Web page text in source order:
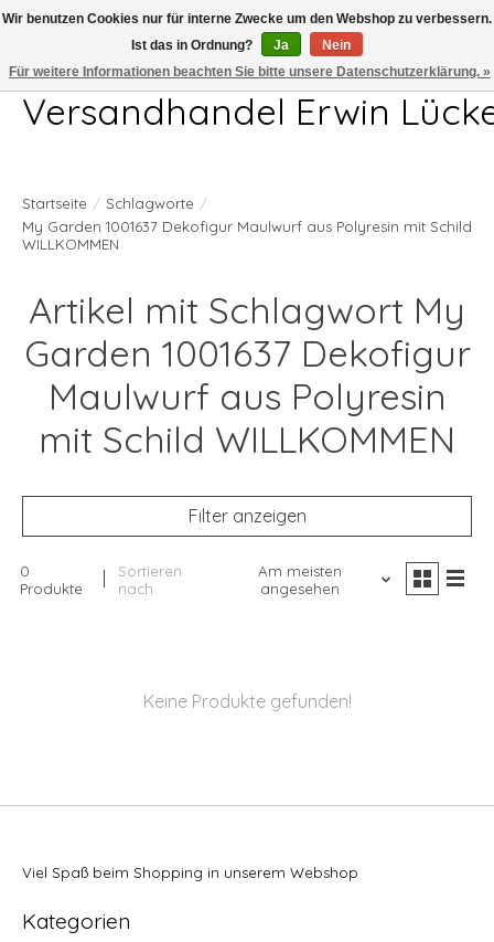
Telefon 04407 715872 MO-DO 7.00-17.00Uhr FR 7.00-13.00Uhr
Versandhandel Erwin
Startseite / Schlagworte /
My Garden 1001637 Dekofigur Maulwurf aus Polyresin mit Schild
WILLKOMMEN
Artikel mit Schlagwort My
Garden 1001637 Dekofigur
Maulwurf aus Polyresin
mit Schild WILLKOMMEN
Filter anzeigen
0
Produkte
Sortieren
nach
Am meisten
angesehen
Keine Produkte gefunden!
Viel Spaß beim Shopping in unserem Webshop
Kategorien
Wir benutzen Cookies nur für interne Zwecke um den Webshop zu verbessern.
Ist das in Ordnung?
Ja
Nein
Für weitere Informationen beachten Sie bitte unsere Datenschutzerklärung. »